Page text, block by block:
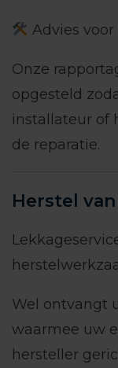
Advies
Onze
opgesteld
installateur of
de reparatie.
Herstel
Wel ontvangt
waarmee uw
hersteller